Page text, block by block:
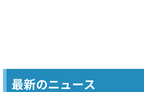
最新のニュース